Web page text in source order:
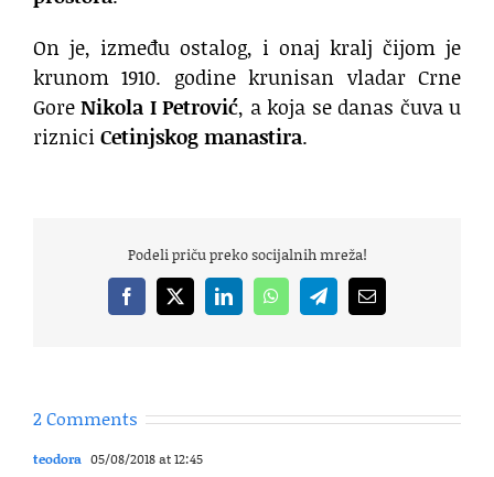
On je, između ostalog, i onaj kralj čijom je
krunom 1910. godine krunisan vladar Crne
GoreNikola I Petrović, a koja se danas čuva u
rizniciCetinjskog manastira.
Podeli priču preko socijalnih mreža!
Facebook
X LinkedInWhatsAppTelegramEmail
2 Comments
teodora 05/08/2018 at 12:45